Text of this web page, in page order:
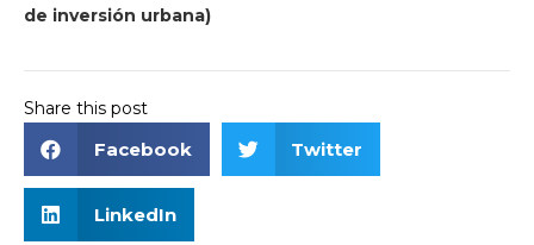
de inversión urbana)
Share this post
Facebook Twitter
LinkedIn